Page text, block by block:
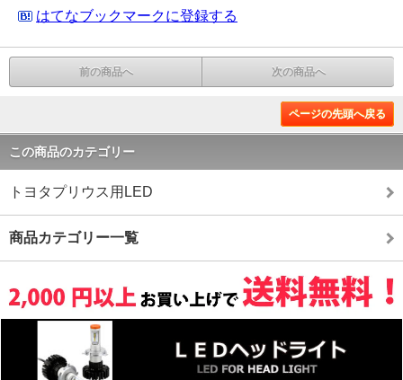
はてなブックマークに登録する
前の商品へ 次の商品へ
ページの先頭へ戻る
この商品のカテゴリー
トヨタプリウス用LED
商品カテゴリー一覧